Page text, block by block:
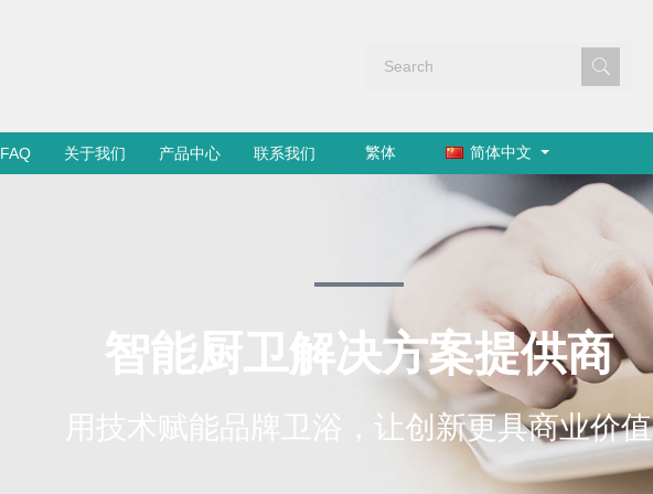
FAQ 关于我们 产品中心 联系我们 繁体 简体中文
智能厨卫解决方案提供商
用技术赋能品牌卫浴，让创新更具商业价值